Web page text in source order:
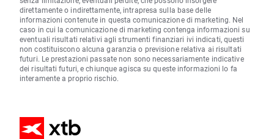
direttamente o indirettamente, intrapresa sulla base delle
informazioni contenute in questa comunicazione di marketing. Nel
caso in cui la comunicazione di marketing contenga informazioni su
eventuali risultati relativi agli strumenti finanziari ivi indicati, questi
non costituiscono alcuna garanzia o previsione relativa ai risultati
futuri. Le prestazioni passate non sono necessariamente indicative
dei risultati futuri, e chiunque agisca su queste informazioni lo fa
interamente a proprio rischio.